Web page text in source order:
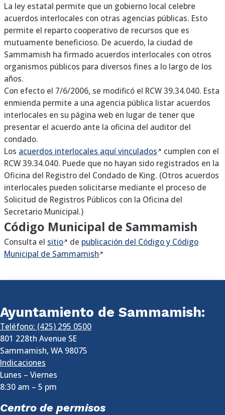
La ley estatal permite que un gobierno local celebre
acuerdos interlocales con otras agencias públicas. Esto
permite el reparto cooperativo de recursos que es
mutuamente beneficioso. De acuerdo, la ciudad de
Sammamish ha firmado acuerdos interlocales con otros
organismos públicos para diversos fines a lo largo de los
años.
Con efecto el 7/6/2006, se modificó el RCW 39.34.040. Esta
enmienda permite a una agencia pública listar acuerdos
interlocales en su página web en lugar de tener que
presentar el acuerdo ante la oficina del auditor del
condado.
Los acuerdos interlocales aquívinculados
cumplen con el
RCW 39.34.040. Puede que no hayan sido registrados en la
Oficina del Registro del Condado de King. (Otros acuerdos
interlocales pueden solicitarse mediante el proceso de
Solicitud de Registros Públicos con la Oficina del
Secretario Municipal.)
Código Municipal de Sammamish
Consulta el sitio de publicación del Código y Código
Municipal de Sammamish
Ayuntamiento de Sammamish:
Teléfono: (425) 295 0500
801 228th Avenue SE
Sammamish, WA 98075
Indicaciones
Lunes – Viernes
8:30 am – 5 pm
Centro de permisos